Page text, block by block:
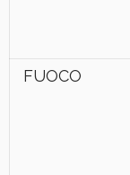
FUOCO